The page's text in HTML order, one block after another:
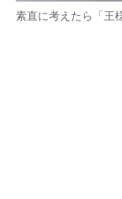
素直に考えたら「